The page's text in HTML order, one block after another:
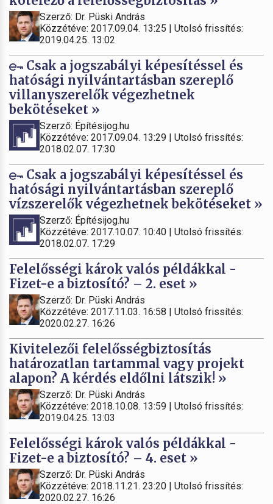
Szerző: Dr. Püski András
Közzétéve: 2017.09.04. 13:25 | Utolsó frissítés:
2019.04.25. 13:02
Csak a jogszabályi képesítéssel és
hatósági nyilvántartásban szereplő
villanyszerelők végezhetnek
bekötéseket »
Szerző: Építésijog.hu
Közzétéve: 2017.09.04. 13:29 | Utolsó frissítés:
2018.02.07. 17:30
Csak a jogszabályi képesítéssel és
hatósági nyilvántartásban szereplő
vízszerelők végezhetnek bekötéseket »
Szerző: Építésijog.hu
Közzétéve: 2017.10.07. 10:40 | Utolsó frissítés:
2018.02.07. 17:29
Felelősségi károk valós példákkal -
Fizet-e a biztosító? – 2. eset »
Szerző: Dr. Püski András
Közzétéve: 2017.11.03. 16:58 | Utolsó frissítés:
2020.02.27. 16:26
Kivitelezői felelősségbiztosítás
határozatlan tartammal vagy projekt
alapon? A kérdés eldőlni látszik! »
Szerző: Dr. Püski András
Közzétéve: 2018.10.08. 13:59 | Utolsó frissítés:
2019.04.25. 13:03
Felelősségi károk valós példákkal -
Fizet-e a biztosító? – 4. eset »
Szerző: Dr. Püski András
Közzétéve: 2018.11.21. 23:20 | Utolsó frissítés:
2020.02.27. 16:26